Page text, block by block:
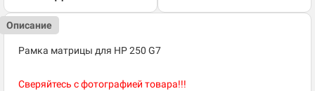
Описание
Рамка матрицы для HP 250 G7
Сверяйтесь с фотографией товара!!!